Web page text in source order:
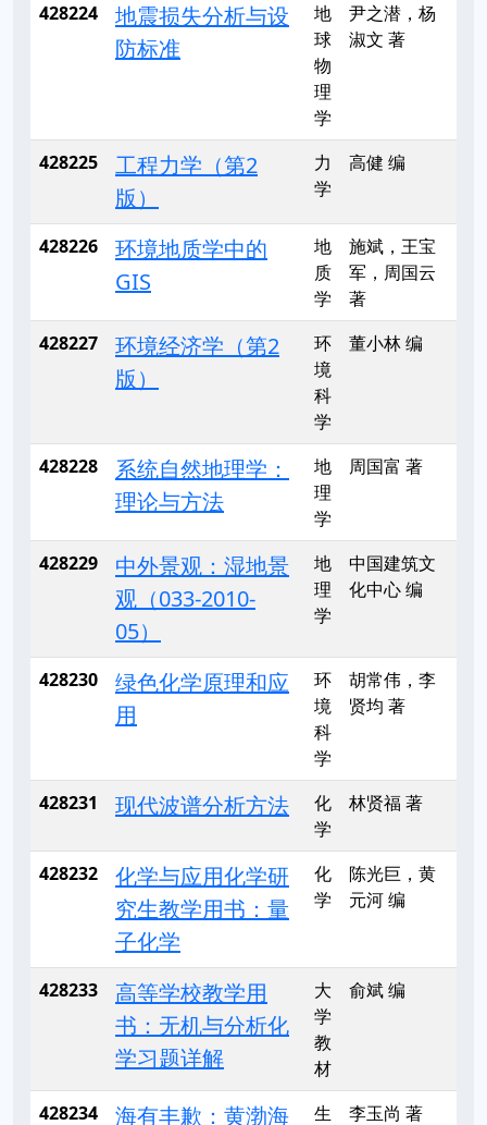
428224
地震损失分析与设
防标准
地
球
物
理
学
尹之潜，杨
淑文 著
428225
工程力学（第2
版）
力
学
高健 编
428226
环境地质学中的
GIS
地
质
学
施斌，王宝
军，周国云
著
428227
环境经济学（第2
版）
环
境
科
学
董小林 编
428228
系统自然地理学：
理论与方法
地
理
学
周国富 著
428229
中外景观：湿地景
观（033-2010-
05）
地
理
学
中国建筑文
化中心 编
428230
绿色化学原理和应
用
环
境
科
学
胡常伟，李
贤均 著
428231 现代波谱分析方法
化
学
林贤福 著
428232
化学与应用化学研
究生教学用书：量
子化学
化
学
陈光巨，黄
元河 编
428233
高等学校教学用
书：无机与分析化
学习题详解
大
学
教
材
俞斌 编
428234
海有丰歉：黄渤海
生
李玉尚 著